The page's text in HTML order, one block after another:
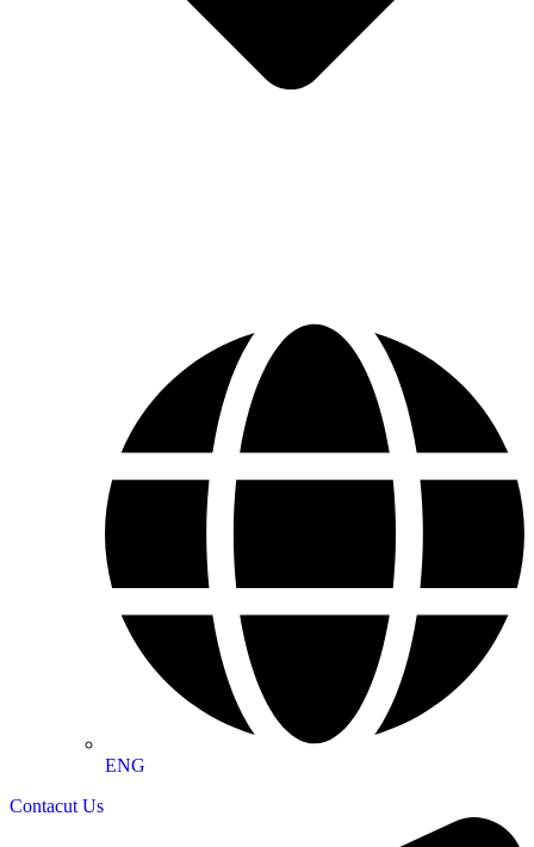
ENG
Contacut Us